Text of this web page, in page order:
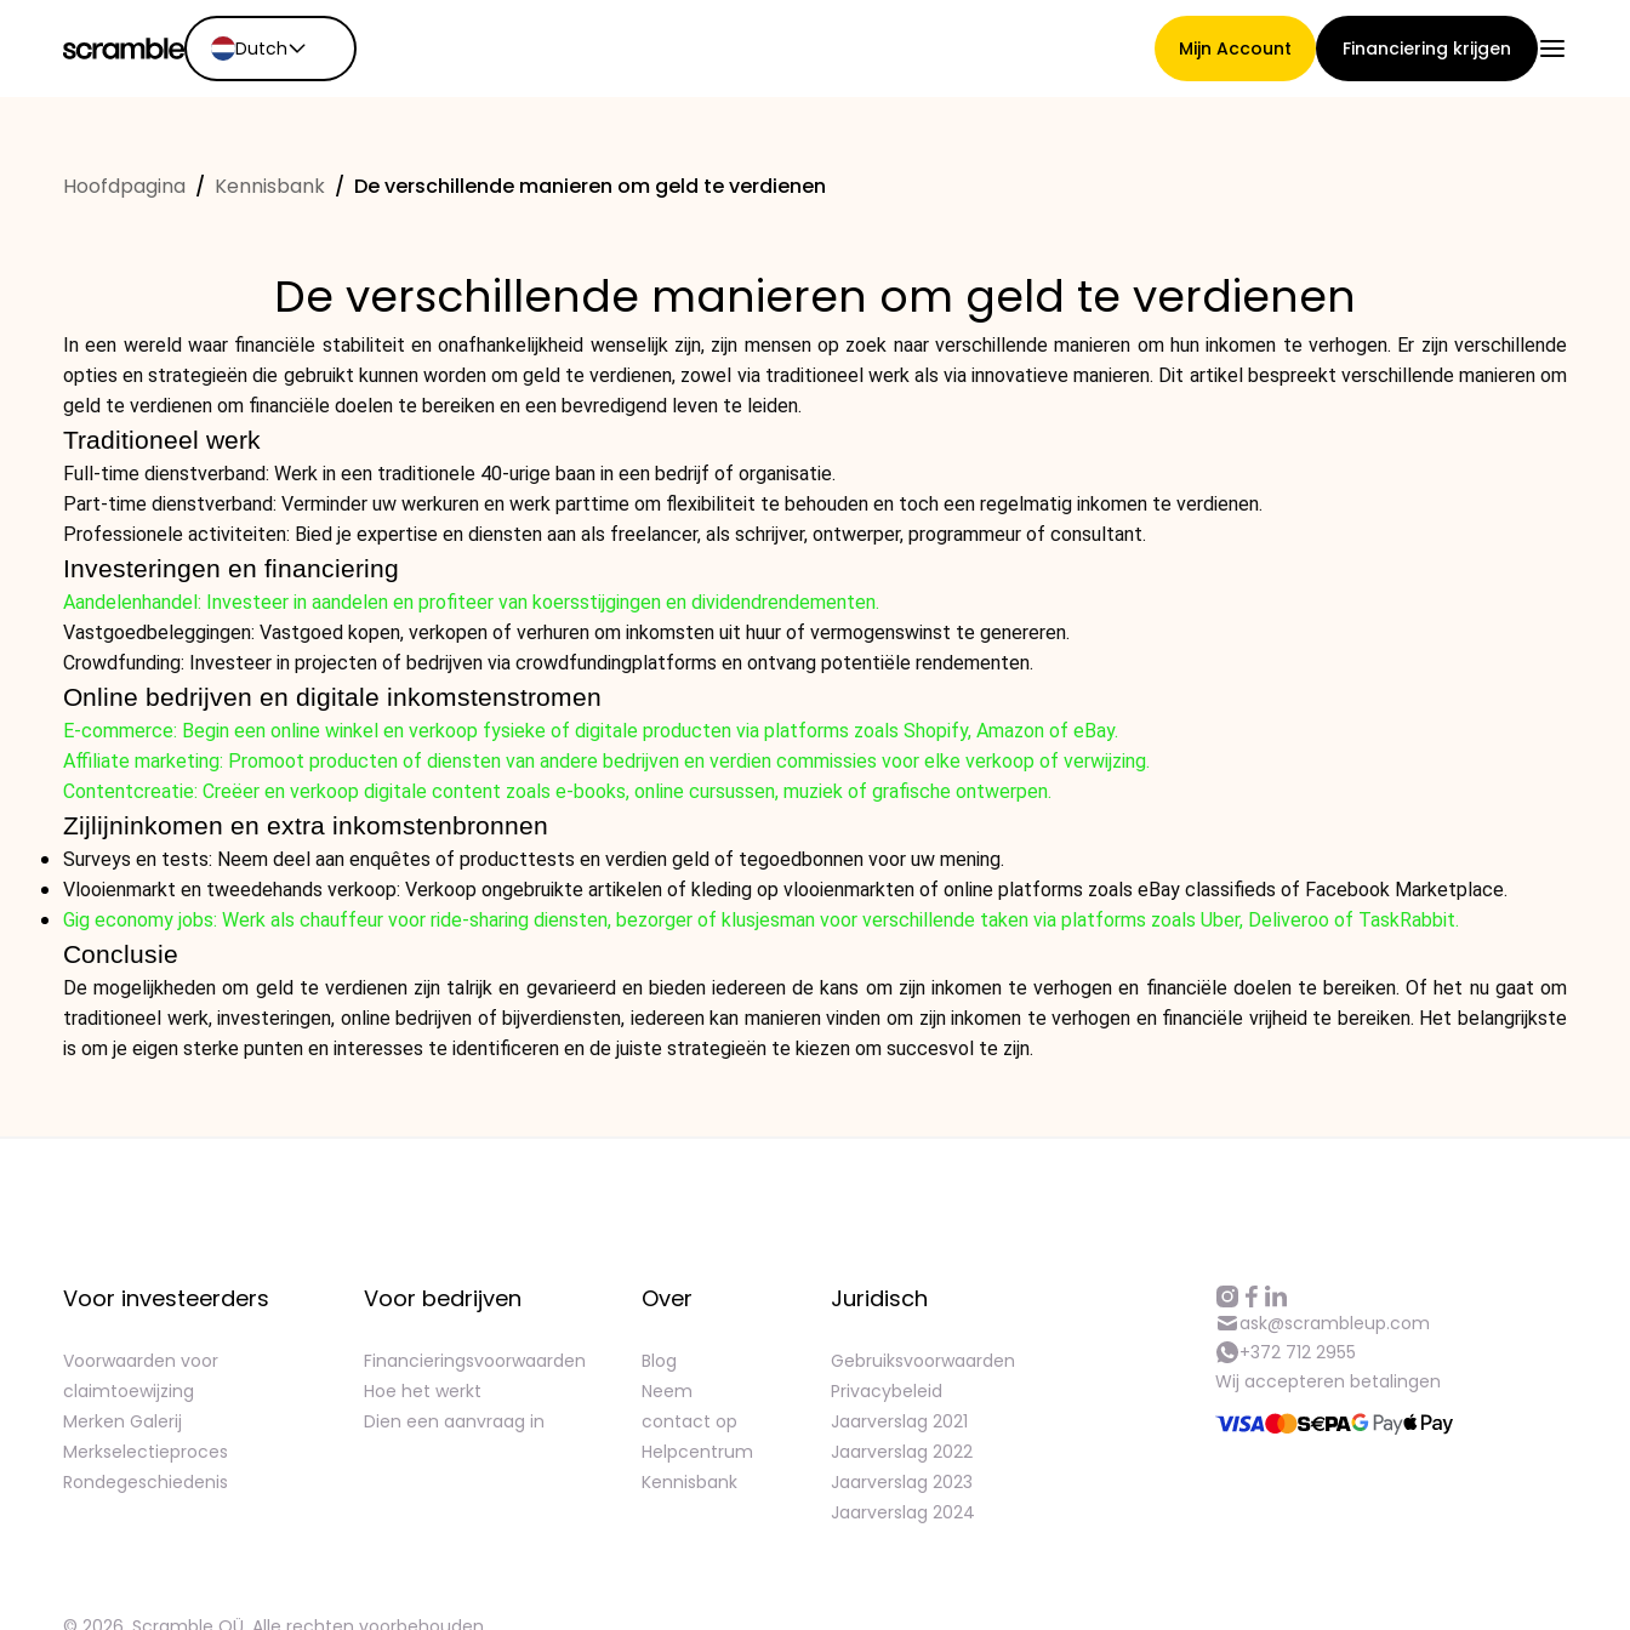
Dutch
Español
Deutsch
Eesti keel
Mijn Account Financiering krijgen
Voorwaarden voor
claimtoewijzing
Merken Galerij
Blog
Neem contact op
ask@scrambleup.com +372 712 2955
Hoofdpagina / Kennisbank / De verschillende manieren om geld te verdienen
De verschillende manieren om geld te verdienen
In een wereld waar financiële stabiliteit en onafhankelijkheid wenselijk zijn, zijn mensen op zoek naar verschillende manieren om hun inkomen te verhogen. Er zijn verschillende
opties en strategieën die gebruikt kunnen worden om geld te verdienen, zowel via traditioneel werk als via innovatieve manieren. Dit artikel bespreekt verschillende manieren om
geld te verdienen om financiële doelen te bereiken en een bevredigend leven te leiden.
Traditioneel werk
Full-time dienstverband: Werk in een traditionele 40-urige baan in een bedrijf of organisatie.
Part-time dienstverband: Verminder uw werkuren en werk parttime om flexibiliteit te behouden en toch een regelmatig inkomen te verdienen.
Professionele activiteiten: Bied je expertise en diensten aan als freelancer, als schrijver, ontwerper, programmeur of consultant.
Investeringen en financiering
Aandelenhandel: Investeer in aandelen en profiteer van koersstijgingen en dividendrendementen.
Vastgoedbeleggingen: Vastgoed kopen, verkopen of verhuren om inkomsten uit huur of vermogenswinst te genereren.
Crowdfunding: Investeer in projecten of bedrijven via crowdfundingplatforms en ontvang potentiële rendementen.
Online bedrijven en digitale inkomstenstromen
E-commerce: Begin een online winkel en verkoop fysieke of digitale producten via platforms zoals Shopify, Amazon of eBay.
Affiliate marketing: Promoot producten of diensten van andere bedrijven en verdien commissies voor elke verkoop of verwijzing.
Contentcreatie: Creëer en verkoop digitale content zoals e-books, online cursussen, muziek of grafische ontwerpen.
Zijlijninkomen en extra inkomstenbronnen
Surveys en tests: Neem deel aan enquêtes of producttests en verdien geld of tegoedbonnen voor uw mening.
Vlooienmarkt en tweedehands verkoop: Verkoop ongebruikte artikelen of kleding op vlooienmarkten of online platforms zoals eBay classifieds of Facebook Marketplace.
Gig economy jobs: Werk als chauffeur voor ride-sharing diensten, bezorger of klusjesman voor verschillende taken via platforms zoals Uber, Deliveroo of TaskRabbit.
Conclusie
De mogelijkheden om geld te verdienen zijn talrijk en gevarieerd en bieden iedereen de kans om zijn inkomen te verhogen en financiële doelen te bereiken. Of het nu gaat om
traditioneel werk, investeringen, online bedrijven of bijverdiensten, iedereen kan manieren vinden om zijn inkomen te verhogen en financiële vrijheid te bereiken. Het belangrijkste
is om je eigen sterke punten en interesses te identificeren en de juiste strategieën te kiezen om succesvol te zijn.
Voor investeerders
Voorwaarden voor
claimtoewijzing
Merken Galerij
Merkselectieproces
Rondegeschiedenis
Voor bedrijven
Financieringsvoorwaarden
Hoe het werkt
Dien een aanvraag in
Over
Blog
Neem
contact op
Helpcentrum
Kennisbank
Juridisch
Gebruiksvoorwaarden
Privacybeleid
Jaarverslag 2021
Jaarverslag 2022
Jaarverslag 2023
Jaarverslag 2024
ask@scrambleup.com
+372 712 2955
Wij accepteren betalingen